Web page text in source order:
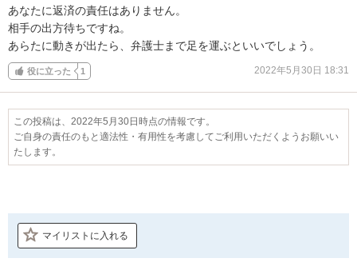
あなたに返済の責任はありません。
相手の出方待ちですね。
あらたに動きが出たら、弁護士まで足を運ぶといいでしょう。
役に立った 1 2022年5月30日 18:31
この投稿は、2022年5月30日時点の情報です。
ご自身の責任のもと適法性・有用性を考慮してご利用いただくようお願いい
たします。
マイリストに入れる